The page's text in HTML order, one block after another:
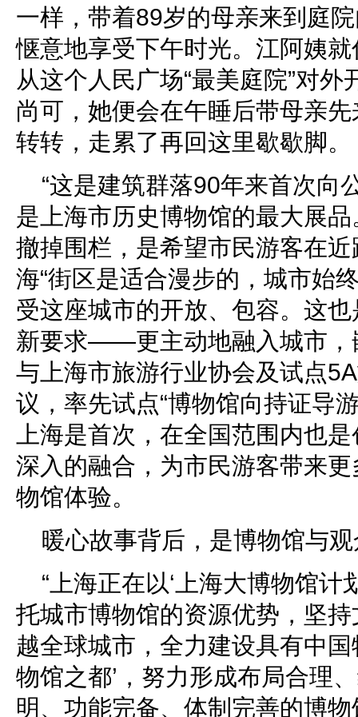
一样，带着89岁的母亲来到庭
惬意地享受下午时光。江阿姨
从这个人民广场“最美庭院”对
尚可，她便会在午睡后带母亲
转转，走累了再回这里歇歇脚。
“这是建筑群落90年来首次向
是上海市历史博物馆的最大展
撤掉围栏，是希望市民游客在
海“街区是适合漫步的，城市始
受这座城市的开放、包容。这
新要求——更主动地融入城市，
与上海市旅游行业协会及试点
议，率先试点“博物馆向持证导
上海是首次，在全国范围内也
深入的融合，为市民游客带来
物馆体验。
暖心故事背后，是博物馆与
“上海正在以‘上海大博物馆计
托城市博物馆的资源优势，坚
越全球城市，全力建设具有中国
物馆之都’，努力形成布局合理
明、功能完备、体制完善的博